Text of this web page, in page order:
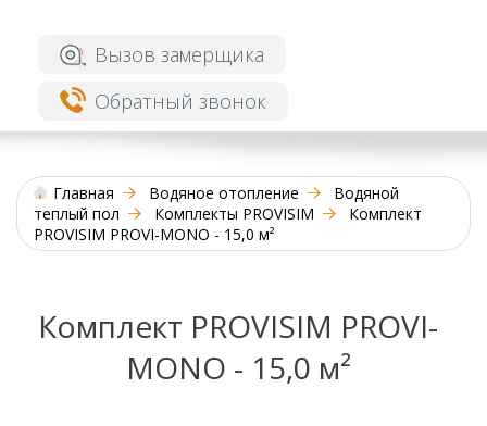
Вызов замерщика
Обратный звонок
Главная Водяное отопление
Водяной
теплый пол
Комплекты PROVISIM
Комплект
PROVISIM PROVI-MONO - 15,0 м²
Комплект PROVISIM PROVI-
MONO - 15,0 м²